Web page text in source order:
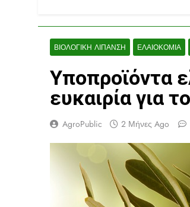
ΒΙΟΛΟΓΙΚΉ ΛΊΠΑΝΣΗ ΕΛΑΙΟΚΟΜΊΑ
Υποπροϊόντα
ευκαιρία για
AgroPublic 2 Μήνες Ago